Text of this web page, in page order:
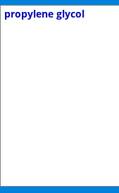
propylene glycol